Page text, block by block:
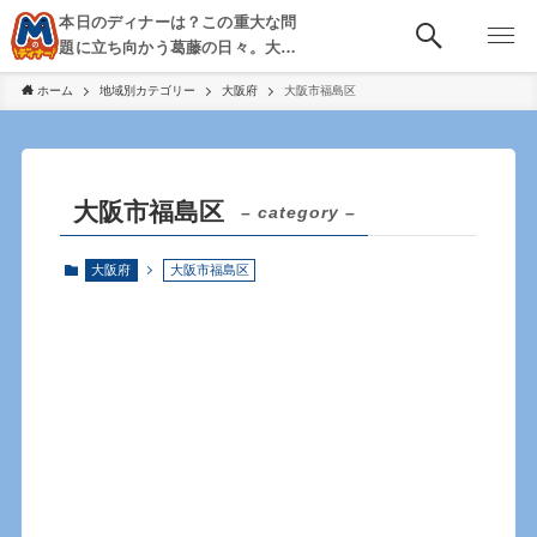
本日のディナーは？この重大な問
題に立ち向かう葛藤の日々。大
阪・京都・神戸を中心とした食べ
歩き、飲み歩きを綴る。
ホーム 地域別カテゴリー 大阪府 大阪市福島区
大阪市福島区 – category –
大阪府 大阪市福島区